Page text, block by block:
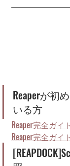
Reaperが初
いる方
Reaper完全ガイ
Reaper完全ガ